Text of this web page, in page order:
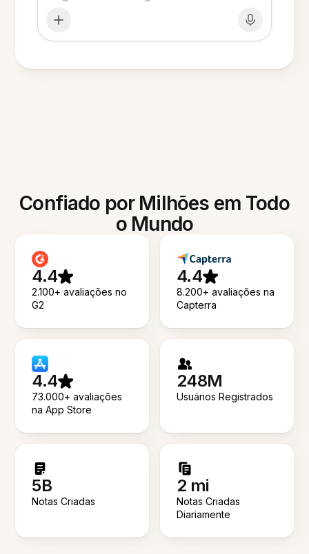
Confiado por Milhões em Todo
o Mundo
4.4
2.100+ avaliações no
G2
4.4
8.200+ avaliações na
Capterra
4.4
73.000+ avaliações
na App Store
248M
Usuários Registrados
5B
Notas Criadas
2 mi
Notas Criadas
Diariamente